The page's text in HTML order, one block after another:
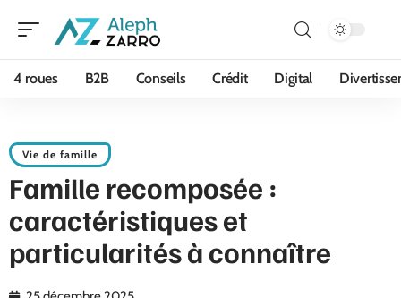
4 roues B2B Conseils Crédit Digital
Vie de famille
Famille recomposée :
caractéristiques et
particularités à connaître